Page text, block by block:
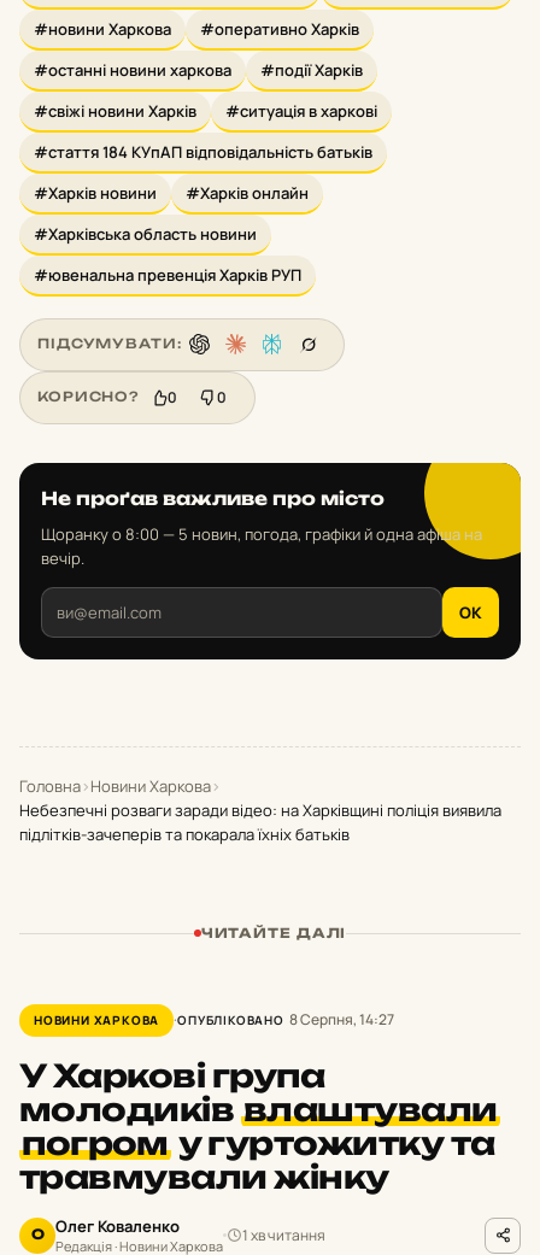
#новини Харкова
#оперативно Харків
#останні новини харкова
#події Харків
#свіжі новини Харків
#ситуація в харкові
#стаття 184 КУпАП відповідальність батьків
#Харків новини
#Харків онлайн
#Харківська область новини
#ювенальна превенція Харків РУП
ПІДСУМУВАТИ:
КОРИСНО? 0 0
Не проґав важливе про місто
Щоранку о 8:00 — 5 новин, погода, графіки й одна афіша на
вечір.
OK
Головна›Новини Харкова›
Небезпечні розваги заради відео: на Харківщині поліція виявила
підлітків-зачеперів та покарала їхніх батьків
ЧИТАЙТЕ ДАЛІ
НОВИНИ ХАРКОВА ОПУБЛІКОВАНО 8 Серпня, 14:27
У Харкові група
молодиків влаштували
погром у гуртожитку та
травмували жінку
О Олег Коваленко
Редакція · Новини Харкова
1 хв читання